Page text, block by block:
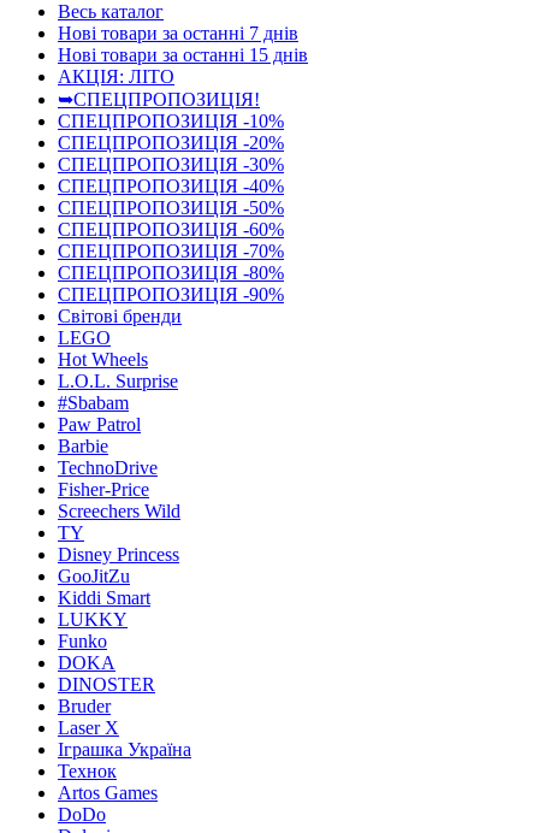
Весь каталог
Нові товари за останнi 7 днiв
Нові товари за останнi 15 днiв
АКЦІЯ: ЛІТО
➥СПЕЦПРОПОЗИЦІЯ!
СПЕЦПРОПОЗИЦІЯ -10%
СПЕЦПРОПОЗИЦІЯ -20%
СПЕЦПРОПОЗИЦІЯ -30%
СПЕЦПРОПОЗИЦІЯ -40%
СПЕЦПРОПОЗИЦІЯ -50%
СПЕЦПРОПОЗИЦІЯ -60%
СПЕЦПРОПОЗИЦІЯ -70%
СПЕЦПРОПОЗИЦІЯ -80%
СПЕЦПРОПОЗИЦІЯ -90%
Світові бренди
LEGO
Hot Wheels
L.O.L. Surprise
#Sbabam
Paw Patrol
Barbie
TechnoDrive
Fisher-Price
Screechers Wild
TY
Disney Princess
GooJitZu
Kiddi Smart
LUKKY
Funko
DOKA
DINOSTER
Bruder
Laser X
Іграшка Україна
Технок
Artos Games
DoDo